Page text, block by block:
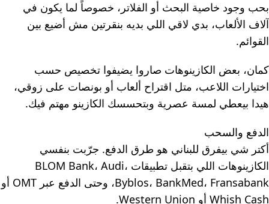
بحب وجود خاصية البحث أو الفلاتر، خصوصاً لما يكون في
آلاف الألعاب، بدي لاقي اللي بديه بنقرتين مش أضيع بين
القوائم.
كمان، بعض الكازينوهات صاروا يضيفوا تخصيص حسب
اختيارات اللاعب، متل اقتراح ألعاب أو بونصات على زوقي،
هيدا بيعطي لمسة عصرية وبتحسسك الكازينو مهتم فيك.
الدفع والسحب
أكتر شي بيفرق للبناني هو طرق الدفع. جرّبت بنفسي
الكازينوهات اللي بتقبل تطبيقات BLOM Bank، Audi،
Byblos، BankMed، Fransabank، وحتى الدفع عبر OMT أو
Whish Cash أو Western Union.